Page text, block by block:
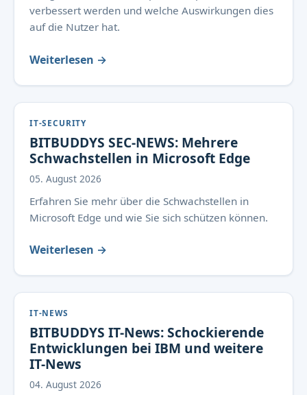
verbessert werden und welche Auswirkungen dies
auf die Nutzer hat.
Weiterlesen →
IT-SECURITY
BITBUDDYS SEC-NEWS: Mehrere
Schwachstellen in Microsoft Edge
05. August 2026
Erfahren Sie mehr über die Schwachstellen in
Microsoft Edge und wie Sie sich schützen können.
Weiterlesen →
IT-NEWS
BITBUDDYS IT-News: Schockierende
Entwicklungen bei IBM und weitere
IT-News
04. August 2026